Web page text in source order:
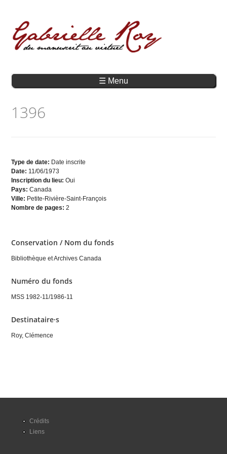
☰ Menu
1396
Type de date: Date inscrite
Date: 11/06/1973
Inscription du lieu:Oui
Pays:Canada
Ville: Petite-Rivière-Saint-François
Nombre de pages:2
Conservation / Nom du fonds
Bibliothèque et Archives Canada
Numéro du fonds
MSS 1982-11/1986-11
Destinataire·s
Roy, Clémence
Crédits
Liens